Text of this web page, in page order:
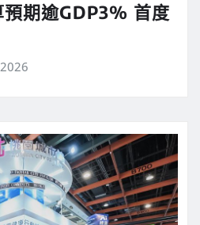
預期逾GDP3% 首度